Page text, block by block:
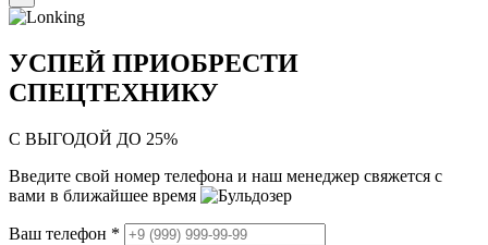
УСПЕЙ ПРИОБРЕСТИ
СПЕЦТЕХНИКУ
С ВЫГОДОЙ ДО 25%
Введите свой номер телефона и наш менеджер свяжется с
вами в ближайшее время
Ваш телефон *